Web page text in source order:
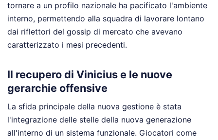
tornare a un profilo nazionale ha pacificato l'ambiente
interno, permettendo alla squadra di lavorare lontano
dai riflettori del gossip di mercato che avevano
caratterizzato i mesi precedenti.
Il recupero di Vinicius e le nuove
gerarchie offensive
La sfida principale della nuova gestione è stata
l'integrazione delle stelle della nuova generazione
all'interno di un sistema funzionale. Giocatori come